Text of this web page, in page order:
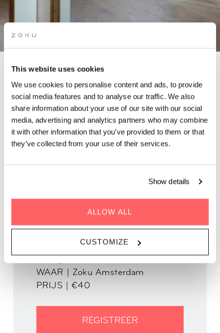
This website uses cookies
We use cookies to personalise content and ads, to provide
social media features and to analyse our traffic. We also
share information about your use of our site with our social
media, advertising and analytics partners who may combine
it with other information that you’ve provided to them or that
they’ve collected from your use of their services.
Show details
ALLOW ALL
CUSTOMIZE
INLEIDING TOT CREATIEF
SCHRIJVEN
Heb je een duwtje in de schrijfrichting nodig? Doe dan mee
aan een workshop creatief schrijven.
WANNEER 02 oktober 2025
WAAR | Zoku Amsterdam
PRIJS | €40
REGISTREER